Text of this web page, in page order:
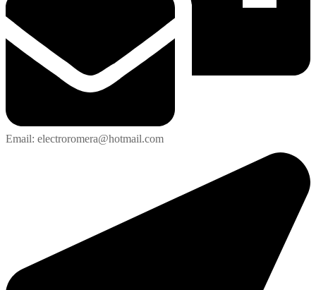
Email: electroromera@hotmail.com